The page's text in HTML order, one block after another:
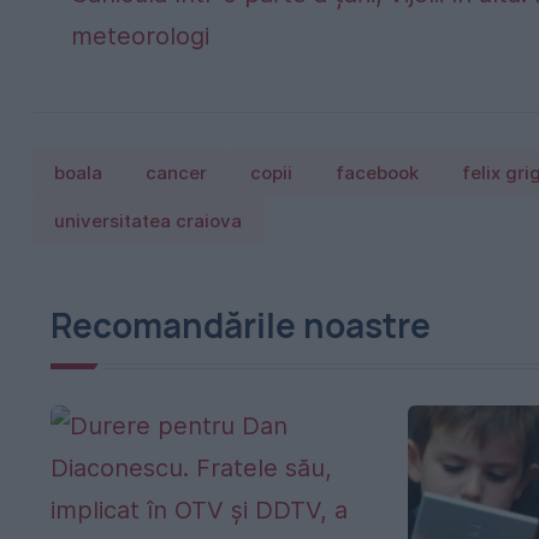
meteorologi
boala cancer copii facebook felix
universitatea craiova
Recomandările noastre